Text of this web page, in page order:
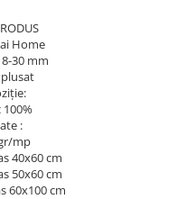
Home
30 mm
:
mp
40x60 cm
50x60 cm
60x100 cm